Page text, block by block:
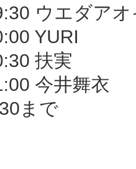
ウエダアオ
YURI
扶実
今井舞衣
まで